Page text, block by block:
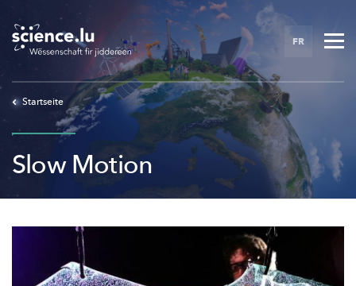
main
content
FR
Startseite
Slow Motion